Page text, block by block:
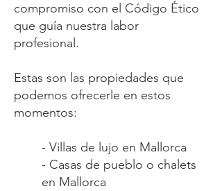
compromiso con el Código Ético
que guía nuestra labor
profesional.
Estas son las propiedades que
podemos ofrecerle en estos
momentos:
- Villas de lujo en Mallorca
- Casas de pueblo o chalets
en Mallorca